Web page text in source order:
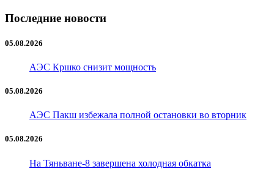
Последние новости
05.08.2026
АЭС Кршко снизит мощность
05.08.2026
АЭС Пакш избежала полной остановки во вторник
05.08.2026
На Тяньванe-8 завершена холодная обкатка